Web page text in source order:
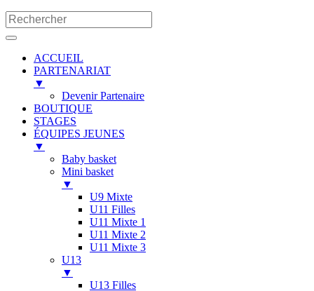
ACCUEIL
PARTENARIAT
▼
Devenir Partenaire
BOUTIQUE
STAGES
ÉQUIPES JEUNES
▼
Baby basket
Mini basket
▼
U9 Mixte
U11 Filles
U11 Mixte 1
U11 Mixte 2
U11 Mixte 3
U13
▼
U13 Filles